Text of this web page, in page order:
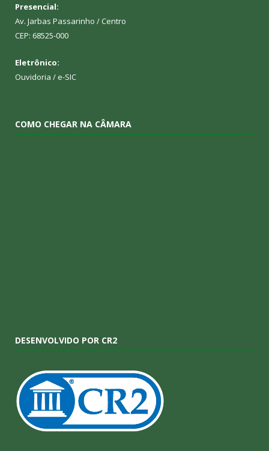
Presencial:
Av. Jarbas Passarinho / Centro
CEP: 68525-000
Eletrônico:
Ouvidoria / e-SIC
COMO CHEGAR NA CÂMARA
DESENVOLVIDO POR CR2